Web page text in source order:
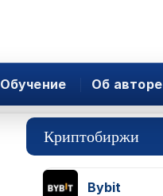
Обучение Об авторе
Криптобиржи
Bybit